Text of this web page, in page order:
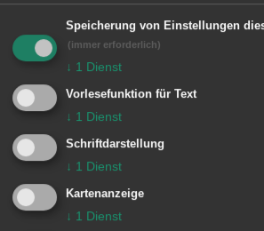
Ebnat:10 Uhr beim
Fachsenfeld:
Kriegerdenkmal
Hofen:10.45 Uhr beim
der Johannes-Kapelle
Röthardt:14 Uhr beim
Speicherung von Einstellungen
(immer erforderlich)
↓ 1 Dienst
Vorlesefunktion für Text
↓ 1 Dienst
Schriftdarstellung
↓ 1 Dienst
Kartenanzeige
↓ 1 Dienst